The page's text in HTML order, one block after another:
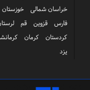
خراسان شمالی
خوزستان
فارس
قزوین قم
کردستان
کرمان
یزد